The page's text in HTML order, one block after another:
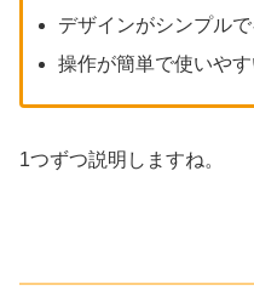
デザインがシンプル
操作が簡単で使いやす
1つずつ説明しますね。